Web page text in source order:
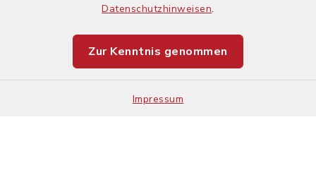
Datenschutzhinweisen.
Zur Kenntnis genommen
Impressum
Impressum
Sitemap